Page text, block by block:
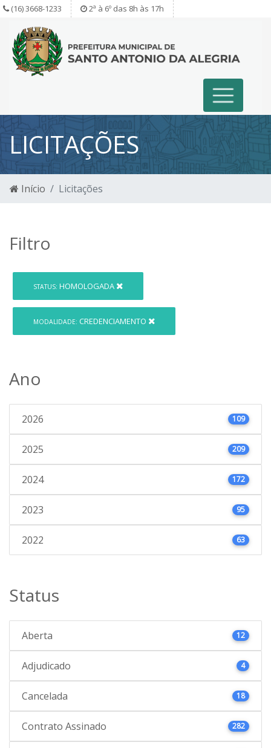
(16) 3668-1233 2ª à 6º das 8h às 17h
LICITAÇÕES
Início Licitações
Filtro
STATUS: HOMOLOGADA
MODALIDADE: CREDENCIAMENTO
Ano
2026 109
2025 209
2024 172
2023 95
2022 63
Status
Aberta 12
Adjudicado 4
Cancelada 18
Contrato Assinado 282